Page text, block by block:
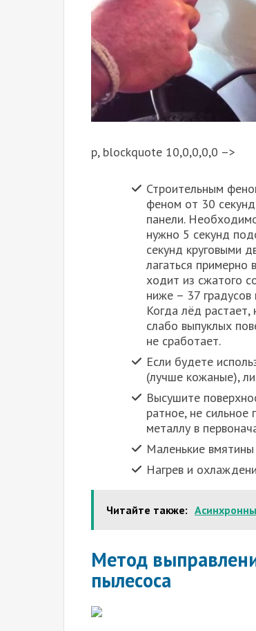
p, blockquote 10,0,0,0,0 –>
Стро­и­тель­ным
феном от 30
пане­ли.
нуж­но 5 секунд
секунд кру­го­вы­ми
ла­гать­ся при­мер­но
хо­дит из сжа­то­го
ниже – 37
Когда лёд
сла­бо выпук­лых
не сра­бо­та­ет.
Если буде­те
(луч­ше кожа­ные),
Высу­ши­те
рат­ное, не силь­ное
метал­лу в
Малень­кие
Нагрев и
Читайте также:
Метод
пылесоса